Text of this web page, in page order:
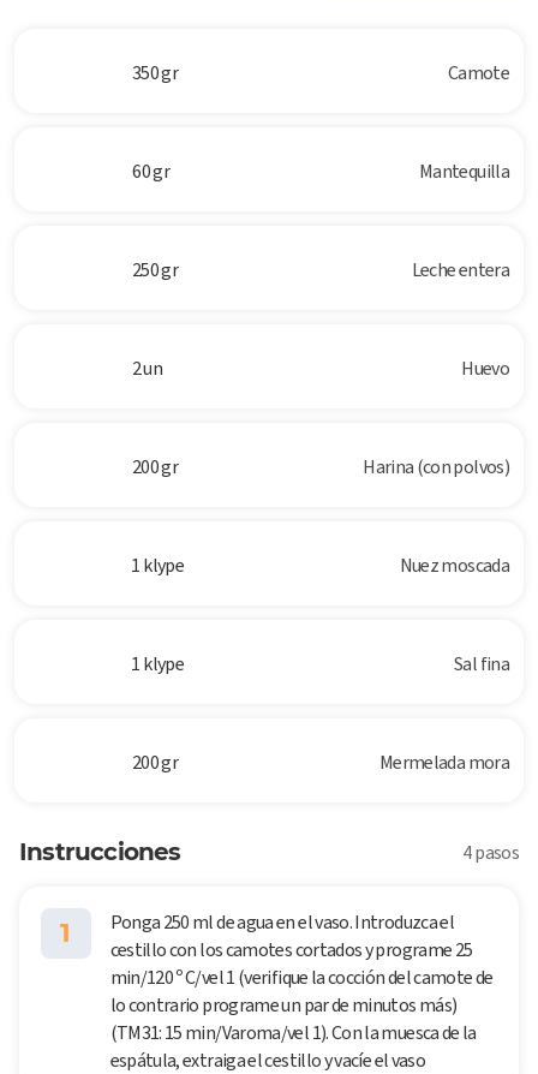
350 gr Camote
60 gr Mantequilla
250 gr Leche entera
2 un Huevo
200 gr Harina (con polvos)
1 klype Nuez moscada
1 klype Sal fina
200 gr Mermelada mora
Instrucciones 4 pasos
1
Ponga 250 ml de agua en el vaso. Introduzca el
cestillo con los camotes cortados y programe 25
min/120 º C/vel 1 (verifique la cocción del camote de
lo contrario programe un par de minutos más)
(TM31: 15 min/Varoma/vel 1). Con la muesca de la
espátula, extraiga el cestillo y vacíe el vaso